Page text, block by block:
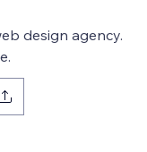
design agency.